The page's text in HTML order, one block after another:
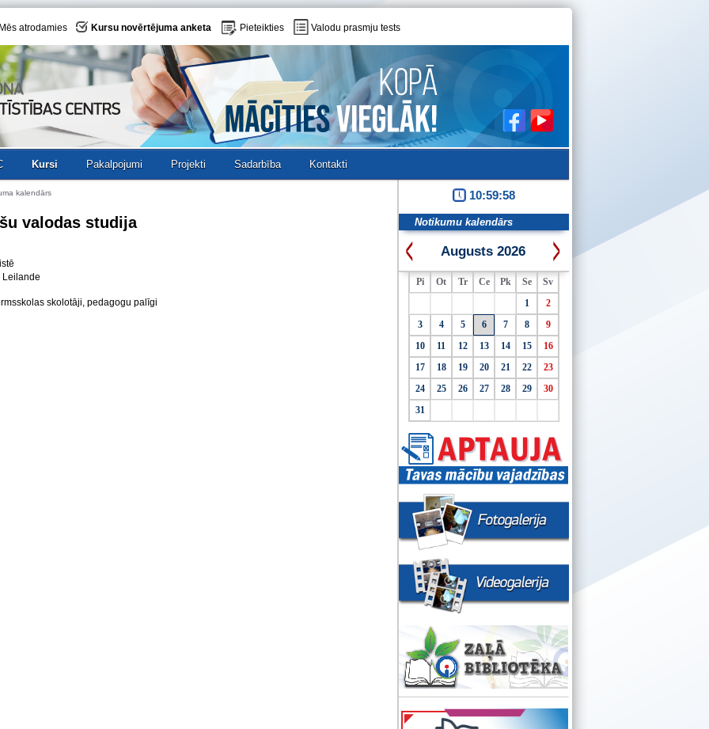
Mēs atrodamies Kursu novērtējuma anketa Pieteikties Valodu prasmju tests
Kursi Pakalpojumi Projekti Sadarbība Kontakti
kalendārs
valodas studija
Leilande
skolotāji, pedagogu palīgi
10:59:59
Notikumu kalendārs
Augusts 2026
Pi Ot Tr Ce Pk Se
Sv
1
2
3
4 5 6 7 8
9
10
11 12 13 14 15
16
17
18 19 20 21 22
23
24
25 26 27 28 29
30
31